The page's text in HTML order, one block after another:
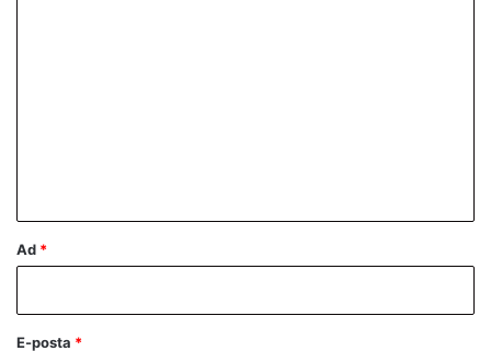
Ad *
E-posta *